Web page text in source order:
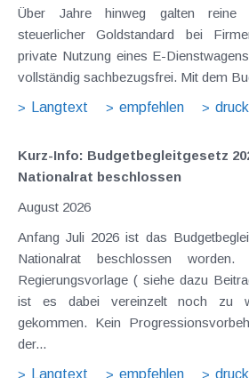
Über Jahre hinweg galten reine
steuerlicher Goldstandard bei
private Nutzung eines E-
vollständig sachbezugsfrei. Mit dem
Langtext
empfehlen
Kurz-Info: Budgetbegleitgesetz
Nationalrat beschlossen
August 2026
Anfang Juli 2026 ist das
Nationalrat beschlossen
Regierungsvorlage ( siehe dazu
ist es dabei vereinzelt noch zu
gekommen. Kein Progressionsvorbehalt bei der Erhöhung
der...
Langtext
empfehlen